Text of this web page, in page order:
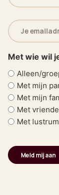
(Vereist)
E-
mailadres
(Vereist)
Met wie wil
Alleen/
Met mijn
Met mijn
Met
Met